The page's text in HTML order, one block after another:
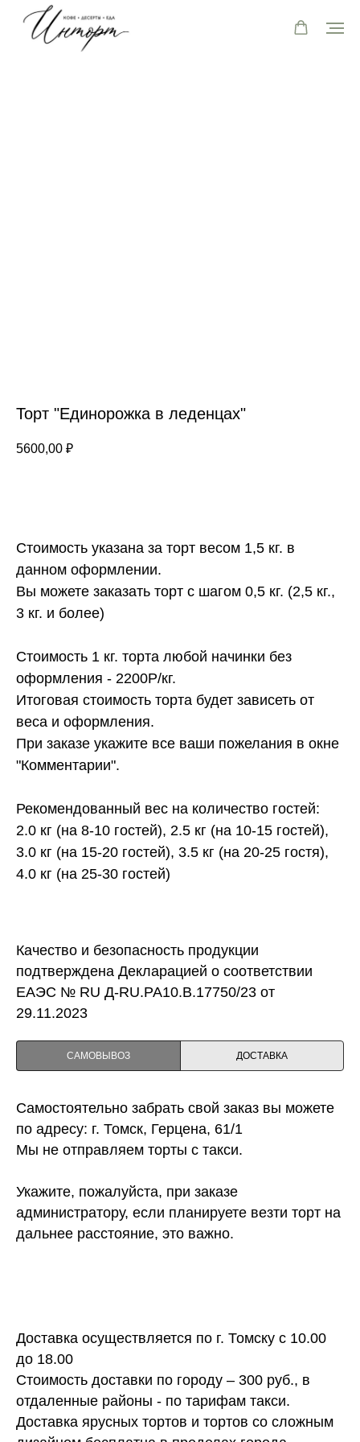
Торт "Единорожка в леденцах"
5600,00 ₽
Стоимость указана за торт весом 1,5 кг. в
данном оформлении.
Вы можете заказать торт с шагом 0,5 кг. (2,5 кг.,
3 кг. и более)
Стоимость 1 кг. торта любой начинки без
оформления - 2200Р/кг.
Итоговая стоимость торта будет зависеть от
веса и оформления.
При заказе укажите все ваши пожелания в окне
"Комментарии".
Рекомендованный вес на количество гостей:
2.0 кг (на 8-10 гостей), 2.5 кг (на 10-15 гостей),
3.0 кг (на 15-20 гостей), 3.5 кг (на 20-25 гостя),
4.0 кг (на 25-30 гостей)
Качество и безопасность продукции
подтверждена Декларацией о соответствии
ЕАЭС № RU Д-RU.PA10.B.17750/23 от
29.11.2023
САМОВЫВОЗ ДОСТАВКА
Самостоятельно забрать свой заказ вы можете
по адресу: г. Томск, Герцена, 61/1
Мы не отправляем торты с такси.
Укажите, пожалуйста, при заказе
администратору, если планируете везти торт на
дальнее расстояние, это важно.
Доставка осуществляется по г. Томску с 10.00
до 18.00
Стоимость доставки по городу – 300 руб., в
отдаленные районы - по тарифам такси.
Доставка ярусных тортов и тортов со сложным